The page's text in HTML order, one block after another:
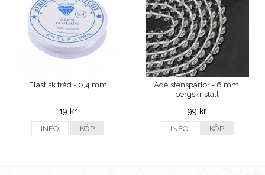
Elastisk tråd - 0,4 mm
19 kr
INFO KÖP
Ädelstenspärlor - 6 mm,
bergskristall
99 kr
INFO KÖP